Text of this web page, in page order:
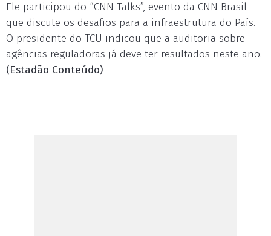
Ele participou do “CNN Talks”, evento da CNN Brasil
que discute os desafios para a infraestrutura do País.
O presidente do TCU indicou que a auditoria sobre
agências reguladoras já deve ter resultados neste ano.
(Estadão Conteúdo)